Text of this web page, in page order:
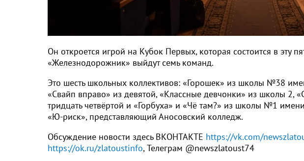
Он откроется игрой на Кубок Первых, которая состоится в эту
«Железнодорожник» выйдут семь команд.
Это шесть школьных коллективов: «Горошек» из школы №38
«Свайп вправо» из девятой, «Классные девчонки» из школы 2,
тридцать четвёртой и «Горбуха» и «Чё там?» из школы №1
«Ю-риск», представляющий Аносовский колледж.
Обсуждение новости здесь ВКОНТАКТЕ https://vk.com/
https://ok.ru/zlatoustinfo, Телеграм @newszlatoust74